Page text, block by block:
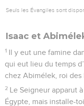
Seuls les Évangiles sont
Isaac et
1 Il y eut une famine
qui eut lieu du temps
chez Abimélek, roi des
2 Le Seigneur apparut
Égypte, mais installe-